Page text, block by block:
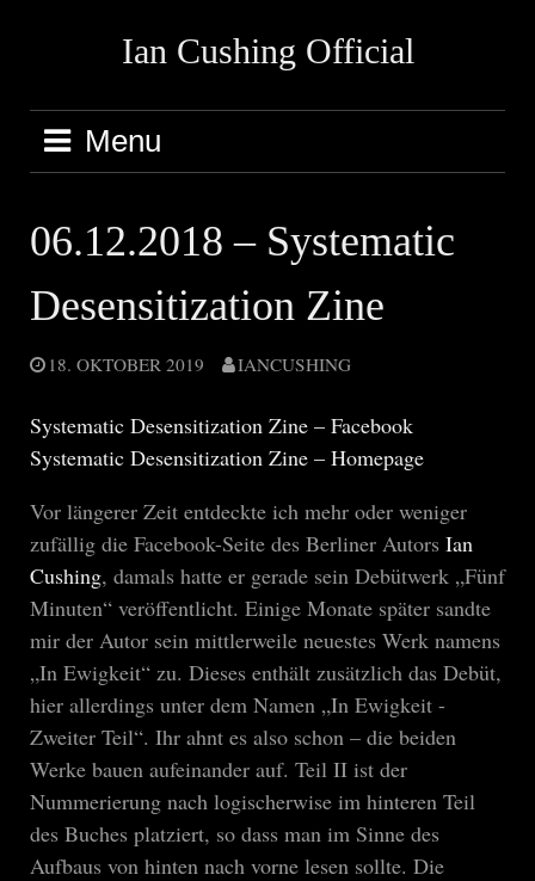
Ian Cushing Official
Menu
06.12.2018 – Systematic
Desensitization Zine
18. OKTOBER 2019 IANCUSHING
Systematic Desensitization Zine – Facebook
Systematic Desensitization Zine – Homepage
Vor längerer Zeit entdeckte ich mehr oder weniger
zufällig die Facebook-Seite des Berliner Autors Ian
Cushing, damals hatte er gerade sein Debütwerk „Fünf
Minuten“ veröffentlicht. Einige Monate später sandte
mir der Autor sein mittlerweile neuestes Werk namens
„In Ewigkeit“ zu. Dieses enthält zusätzlich das Debüt,
hier allerdings unter dem Namen „In Ewigkeit -
Zweiter Teil“. Ihr ahnt es also schon – die beiden
Werke bauen aufeinander auf. Teil II ist der
Nummerierung nach logischerwise im hinteren Teil
des Buches platziert, so dass man im Sinne des
Aufbaus von hinten nach vorne lesen sollte. Die